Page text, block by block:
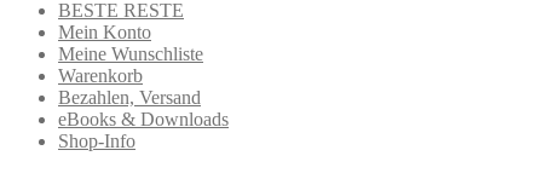
BESTE RESTE
Mein Konto
Meine Wunschliste
Warenkorb
Bezahlen, Versand
eBooks & Downloads
Shop-Info